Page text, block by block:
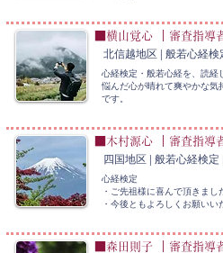
■横山覚心 ｜審査指導
北信越地区 | 般若心経検
心経検定・般若心経を、読経
悩んだ心が晴れて爽やかな気
です。
■木村源心 ｜審査指導
四国地区 | 般若心経検
心経検定
・ご先祖様に喜んで頂きまし
・今後ともよろしくお願いい
■森田則子 ｜審査指導